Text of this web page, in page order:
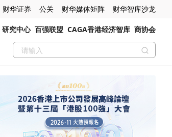
财华证券 公关 财华媒体矩阵 财华智库沙龙
研究中心 百强联盟 CAGA香港经济智库 商协会